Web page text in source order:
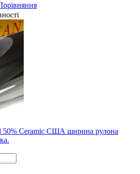
50% Ceramic США ширина рулона